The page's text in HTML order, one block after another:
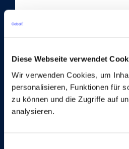
Diese Webseite verwendet
Wir verwenden Cookies, um
personalisieren, Funktionen für
zu können und die Zugriffe auf
analysieren.
Alle Jobs